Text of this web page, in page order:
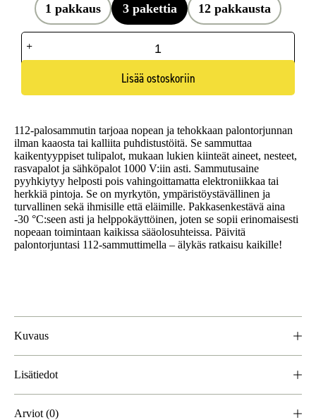
1 pakkaus 3 pakettia 12 pakkausta
Pieni
112
Palosammutin
Lisää ostoskoriin
112-palosammutin tarjoaa nopean ja tehokkaan palontorjunnan
ilman kaaosta tai kalliita puhdistustöitä. Se sammuttaa
kaikentyyppiset tulipalot, mukaan lukien kiinteät aineet, nesteet,
rasvapalot ja sähköpalot 1000 V:iin asti. Sammutusaine
pyyhkiytyy helposti pois vahingoittamatta elektroniikkaa tai
herkkiä pintoja. Se on myrkytön, ympäristöystävällinen ja
turvallinen sekä ihmisille että eläimille. Pakkasenkestävä aina
-30 °C:seen asti ja helppokäyttöinen, joten se sopii erinomaisesti
nopeaan toimintaan kaikissa sääolosuhteissa. Päivitä
palontorjuntasi 112-sammuttimella – älykäs ratkaisu kaikille!
Kuvaus
Lisätiedot
Arviot (0)